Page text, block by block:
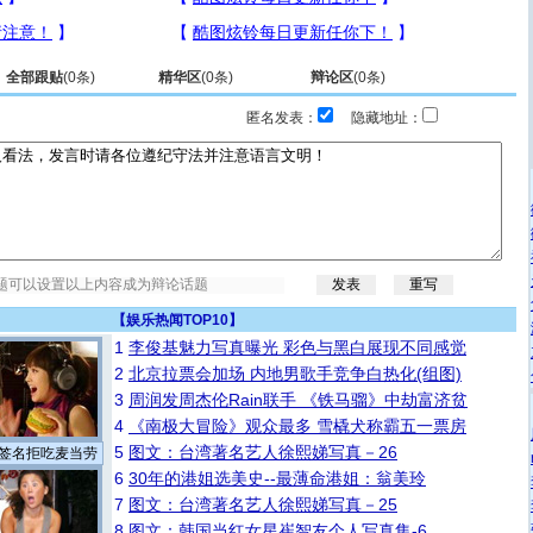
全部跟贴(0条) 精华区(0条) 辩论区(0条)
匿名发表： 隐藏地址：
【娱乐热闻TOP10】
名拒吃麦当劳
1 李俊基魅力写真曝光 彩色与黑白展现不同感觉
2 北京拉票会加场 内地男歌手竞争白热化(组图)
3 周润发周杰伦Rain联手 《铁马骝》中劫富济贫
4
《南极大冒险》观众最多 雪橇犬称霸五一票房
5 图文：台湾著名艺人徐熙娣写真－26
6 30年的港姐选美史--最薄命港姐：翁美玲
7 图文：台湾著名艺人徐熙娣写真－25